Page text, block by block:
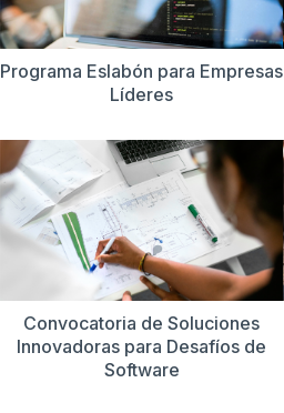
Programa Eslabón para Empresas
Líderes
Convocatoria de Soluciones
Innovadoras para Desafíos de
Software